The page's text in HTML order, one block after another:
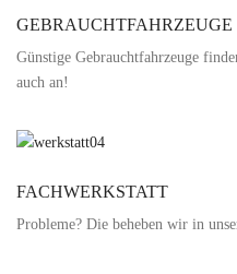
GEBRAUCHTFAHRZEUGE
Günstige Gebrauchtfahrzeuge
auch an!
FACHWERKSTATT
Probleme? Die beheben wir in